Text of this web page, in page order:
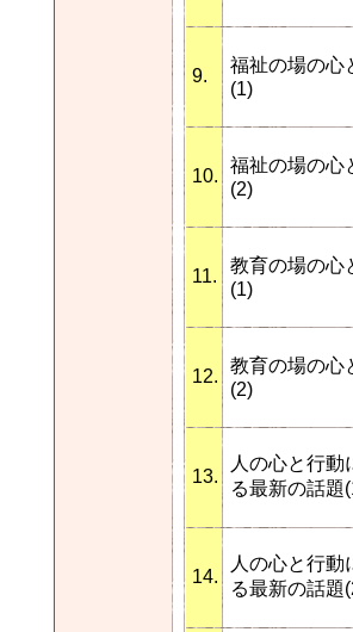
9.
福祉の場の心
(1)
10.
福祉の場の心
(2)
11.
教育の場の心
(1)
12.
教育の場の心
(2)
13.
人の心と行動
る最新の話題
14.
人の心と行動
る最新の話題